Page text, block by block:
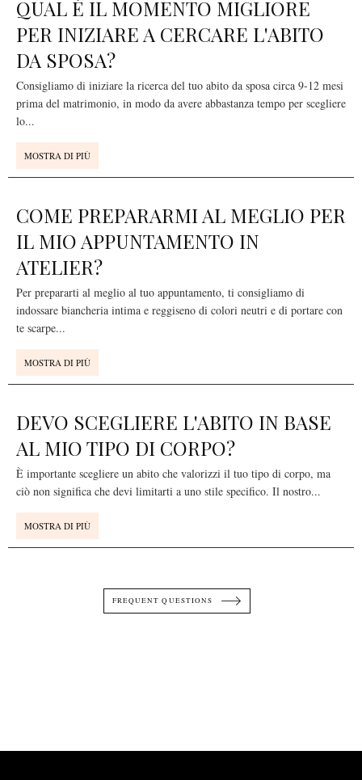
QUAL È IL MOMENTO MIGLIORE
PER INIZIARE A CERCARE L'ABITO
DA SPOSA?
Consigliamo di iniziare la ricerca del tuo abito da sposa circa 9-12 mesi
prima del matrimonio, in modo da avere abbastanza tempo per scegliere
lo...
MOSTRA DI PIÙ
COME PREPARARMI AL MEGLIO PER
IL MIO APPUNTAMENTO IN
ATELIER?
Per prepararti al meglio al tuo appuntamento, ti consigliamo di
indossare biancheria intima e reggiseno di colori neutri e di portare con
te scarpe...
MOSTRA DI PIÙ
DEVO SCEGLIERE L'ABITO IN BASE
AL MIO TIPO DI CORPO?
È importante scegliere un abito che valorizzi il tuo tipo di corpo, ma
ciò non significa che devi limitarti a uno stile specifico. Il nostro...
MOSTRA DI PIÙ
FREQUENT QUESTIONS